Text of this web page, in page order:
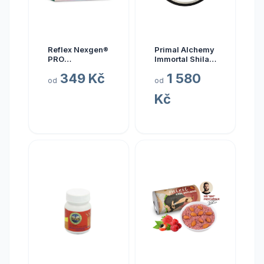
Reflex Nexgen®
PRO
NEW, 90 kapslí
od 349 Kč
Primal Alchemy
Immortal Shilajit
gramů
od 1 580
Kč